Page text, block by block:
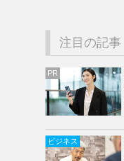
注目の記事
PR
ビジネス